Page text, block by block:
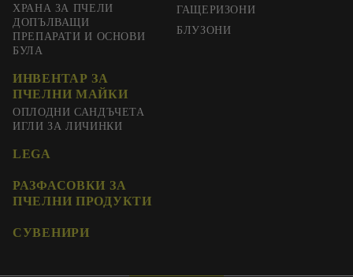
ХРАНА ЗА ПЧЕЛИ
ДОПЪЛВАЩИ
ПРЕПАРАТИ И ОСНОВИ
ГАЩЕРИЗОНИ
БЛУЗОНИ
БУЛА
ИНВЕНТАР ЗА
ПЧЕЛНИ МАЙКИ
ОПЛОДНИ САНДЪЧЕТА
ИГЛИ ЗА ЛИЧИНКИ
LEGA
РАЗФАСОВКИ ЗА
ПЧЕЛНИ ПРОДУКТИ
СУВЕНИРИ